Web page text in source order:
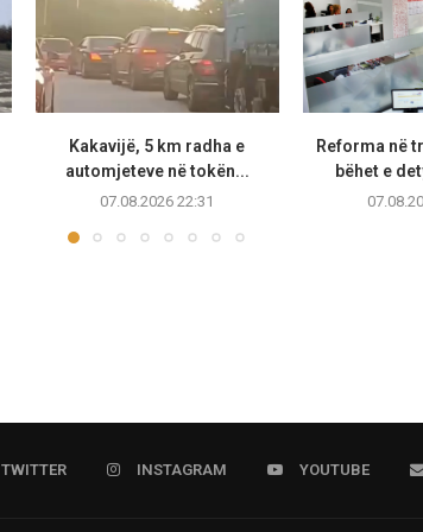
Kakavijë, 5 km radha e
automjeteve në tokën...
07.08.2026 22:31
Reforma në
bëhet e
TWITTER INSTAGRAM YOUTUBE